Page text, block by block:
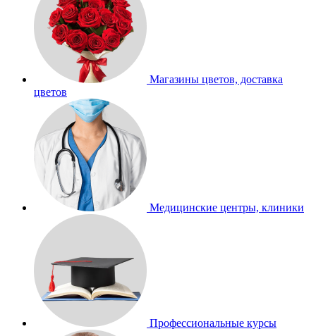
Магазины цветов, доставка
цветов
Медицинские центры, клиники
Профессиональные курсы